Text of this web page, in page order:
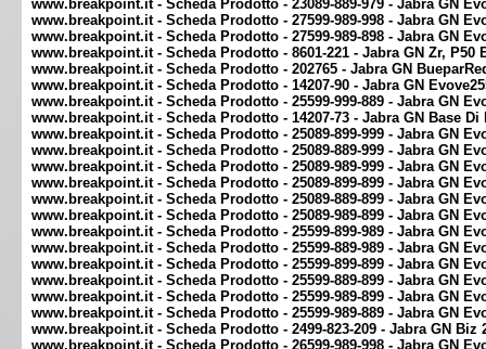
www.breakpoint.it - Scheda Prodotto - 23089-889-979 - Jabra GN
www.breakpoint.it - Scheda Prodotto - 27599-989-998 - Jabra GN
www.breakpoint.it - Scheda Prodotto - 27599-989-898 - Jabra GN
www.breakpoint.it - Scheda Prodotto - 8601-221 - Jabra GN Zr,
www.breakpoint.it - Scheda Prodotto - 202765 - Jabra GN
www.breakpoint.it - Scheda Prodotto - 14207-90 - Jabra GN
www.breakpoint.it - Scheda Prodotto - 25599-999-889 - Jabra GN
www.breakpoint.it - Scheda Prodotto - 14207-73 - Jabra GN Base
www.breakpoint.it - Scheda Prodotto - 25089-899-999 - Jabra GN
www.breakpoint.it - Scheda Prodotto - 25089-889-999 - Jabra GN
www.breakpoint.it - Scheda Prodotto - 25089-989-999 - Jabra GN
www.breakpoint.it - Scheda Prodotto - 25089-899-899 - Jabra GN
www.breakpoint.it - Scheda Prodotto - 25089-889-899 - Jabra GN
www.breakpoint.it - Scheda Prodotto - 25089-989-899 - Jabra GN
www.breakpoint.it - Scheda Prodotto - 25599-899-989 - Jabra GN
www.breakpoint.it - Scheda Prodotto - 25599-889-989 - Jabra GN
www.breakpoint.it - Scheda Prodotto - 25599-899-899 - Jabra GN
www.breakpoint.it - Scheda Prodotto - 25599-889-899 - Jabra GN
www.breakpoint.it - Scheda Prodotto - 25599-989-899 - Jabra GN
www.breakpoint.it - Scheda Prodotto - 25599-989-889 - Jabra GN
www.breakpoint.it - Scheda Prodotto - 2499-823-209 - Jabra GN Biz
www.breakpoint.it - Scheda Prodotto - 26599-989-998 - Jabra GN